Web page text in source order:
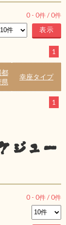
0 - 0件 /0件
1
幸座タイプ
1
ジュー
0 - 0件 /0件